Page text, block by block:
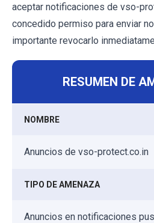
aceptar notificaciones de vso-
concedido permiso para enviar
importante revocarlo
RESUMEN DE
NOMBRE
Anuncios de vso-protect.co.in
TIPO DE AMENAZA
Anuncios en notificaciones